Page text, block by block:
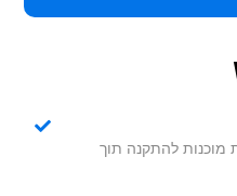
מ-100+ תבניות מוכנות להתקנה תוך